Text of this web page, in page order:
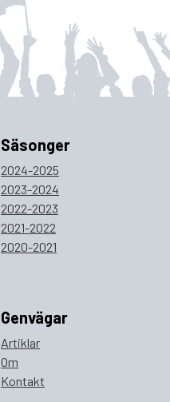
Säsonger
2024-2025
2023-2024
2022-2023
2021-2022
2020-2021
Genvägar
Artiklar
Om
Kontakt